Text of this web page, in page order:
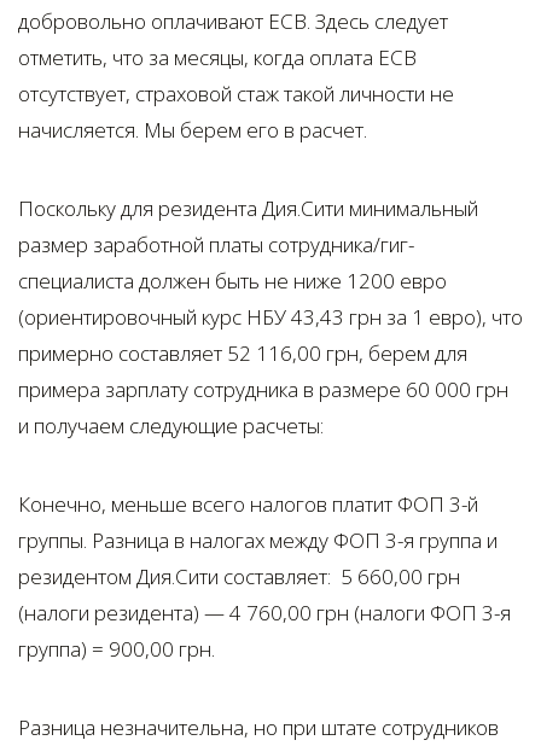
добровольно оплачивают ЕСВ. Здесь следует
отметить, что за месяцы, когда оплата ЕСВ
отсутствует, страховой стаж такой личности не
начисляется. Мы берем его в расчет.
Поскольку для резидента Дия.Сити минимальный
размер заработной платы сотрудника/гиг-
специалиста должен быть не ниже 1200 евро
(ориентировочный курс НБУ 43,43 грн за 1 евро), что
примерно составляет 52 116,00 грн, берем для
примера зарплату сотрудника в размере 60 000 грн
и получаем следующие расчеты:
Конечно, меньше всего налогов платит ФОП 3-й
группы. Разница в налогах между ФОП 3-я группа и
резидентом Дия.Сити составляет: 5 660,00 грн
(налоги резидента) — 4 760,00 грн (налоги ФОП 3-я
группа) = 900,00 грн.
Разница незначительна, но при штате сотрудников